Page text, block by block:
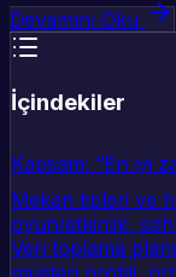
Devamını Oku
İçindekiler
Kapsam: “En iyi
Mekan tipleri ve
oyun/etkinlik,
Veri toplama